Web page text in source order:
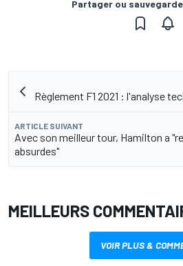
Partager ou
Règlement F1 2021 : l'analyse
ARTICLE SUIVANT
Avec son meilleur tour, Hamilton a
absurdes"
MEILLEURS
VOIR PLUS &